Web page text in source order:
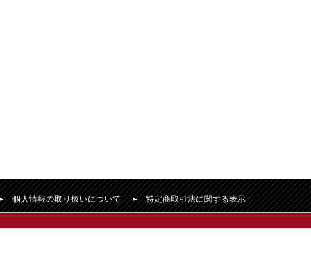
個人情報の取り扱いについて 特定商取引法に関する表示